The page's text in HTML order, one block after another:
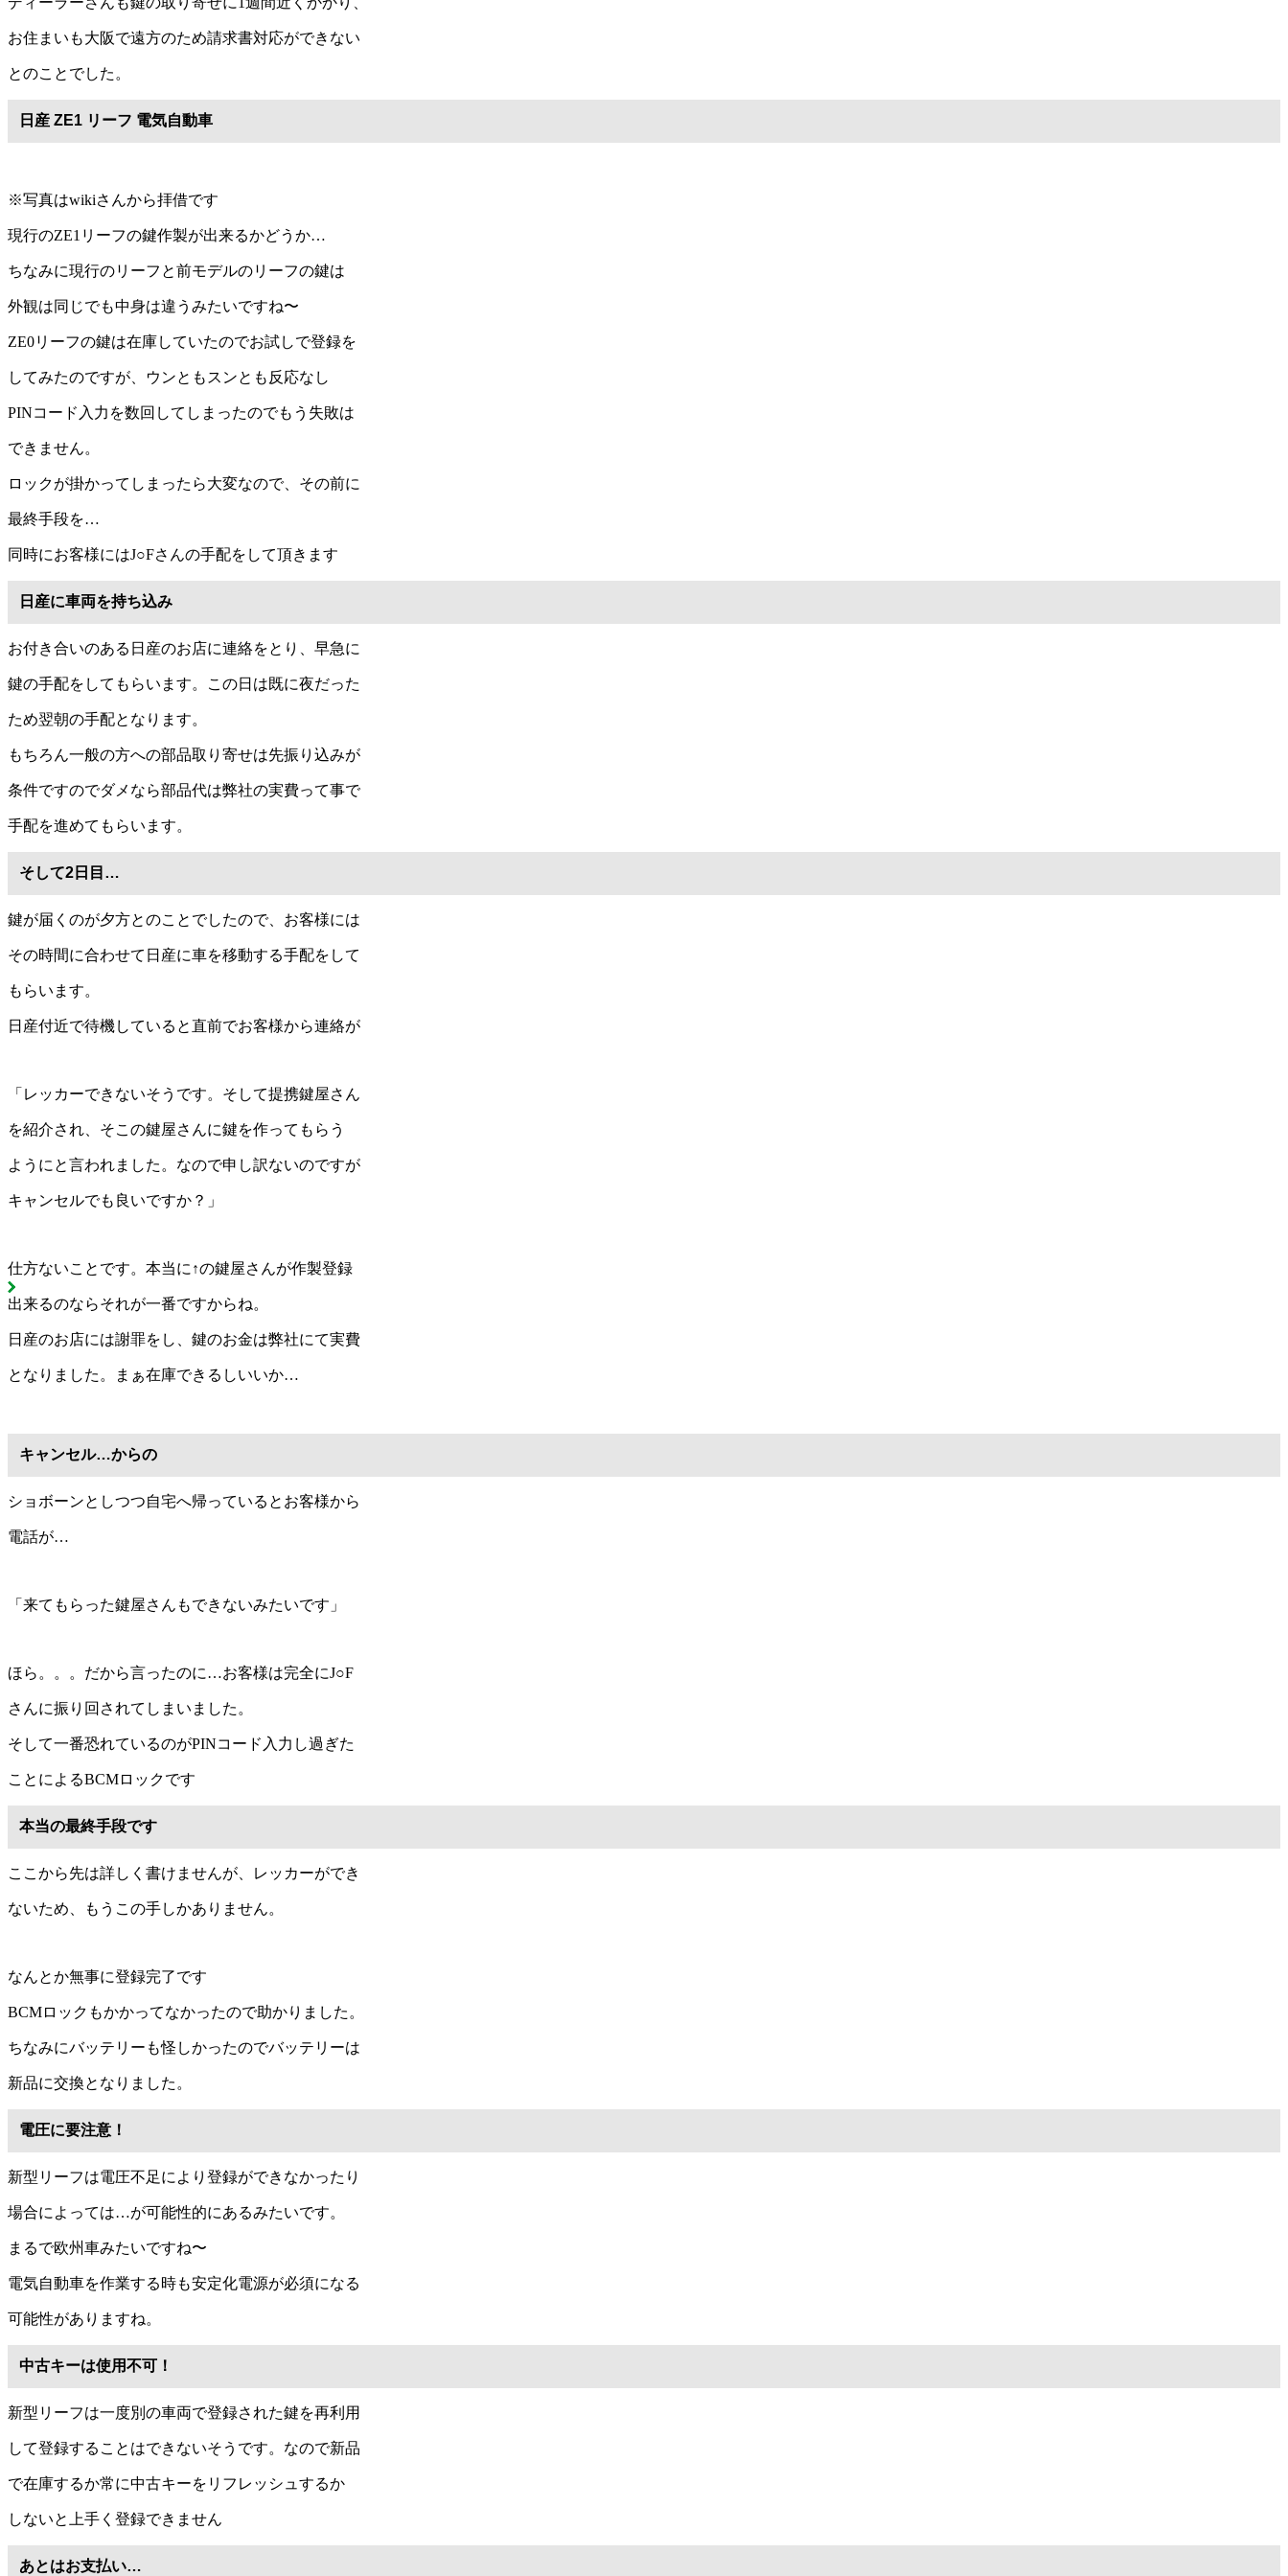
お住まいも大阪で遠方のため請求書対応ができない
とのことでした。
日産 ZE1 リーフ 電気自動車
※写真はwikiさんから拝借です
現行のZE1リーフの鍵作製が出来るかどうか…
ちなみに現行のリーフと前モデルのリーフの鍵は
外観は同じでも中身は違うみたいですね〜
ZE0リーフの鍵は在庫していたのでお試しで登録を
してみたのですが、ウンともスンとも反応なし
PINコード入力を数回してしまったのでもう失敗は
できません。
ロックが掛かってしまったら大変なので、その前に
最終手段を…
同時にお客様にはJ○Fさんの手配をして頂きます
日産に車両を持ち込み
お付き合いのある日産のお店に連絡をとり、早急に
鍵の手配をしてもらいます。この日は既に夜だった
ため翌朝の手配となります。
もちろん一般の方への部品取り寄せは先振り込みが
条件ですのでダメなら部品代は弊社の実費って事で
手配を進めてもらいます。
そして2日目…
鍵が届くのが夕方とのことでしたので、お客様には
その時間に合わせて日産に車を移動する手配をして
もらいます。
日産付近で待機していると直前でお客様から連絡が
「レッカーできないそうです。そして提携鍵屋さん
を紹介され、そこの鍵屋さんに鍵を作ってもらう
ようにと言われました。なので申し訳ないのですが
キャンセルでも良いですか？」
仕方ないことです。本当に↑の鍵屋さんが作製登録
出来るのならそれが一番ですからね。
日産のお店には謝罪をし、鍵のお金は弊社にて実費
となりました。まぁ在庫できるしいいか…
キャンセル…からの
ショボーンとしつつ自宅へ帰っているとお客様から
電話が…
「来てもらった鍵屋さんもできないみたいです」
ほら。。。だから言ったのに…お客様は完全にJ○F
さんに振り回されてしまいました。
そして一番恐れているのがPINコード入力し過ぎた
ことによるBCMロックです
本当の最終手段です
ここから先は詳しく書けませんが、レッカーができ
ないため、もうこの手しかありません。
なんとか無事に登録完了です
BCMロックもかかってなかったので助かりました。
ちなみにバッテリーも怪しかったのでバッテリーは
新品に交換となりました。
電圧に要注意！
新型リーフは電圧不足により登録ができなかったり
場合によっては…が可能性的にあるみたいです。
まるで欧州車みたいですね〜
電気自動車を作業する時も安定化電源が必須になる
可能性がありますね。
中古キーは使用不可！
新型リーフは一度別の車両で登録された鍵を再利用
して登録することはできないそうです。なので新品
で在庫するか常に中古キーをリフレッシュするか
しないと上手く登録できません
あとはお支払い…